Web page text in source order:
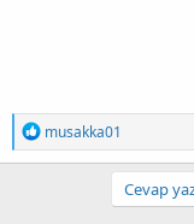
T
e
p
musakka01
Cevap